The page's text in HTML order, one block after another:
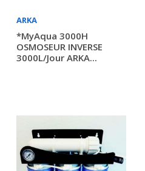
ARKA
*myAqua 3000H
OSMOSEUR INVERSE
3000L/jour ARKA...